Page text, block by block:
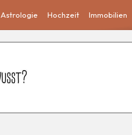
Astrologie Hochzeit Immobilien